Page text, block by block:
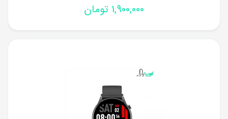
1,900,000 تومان